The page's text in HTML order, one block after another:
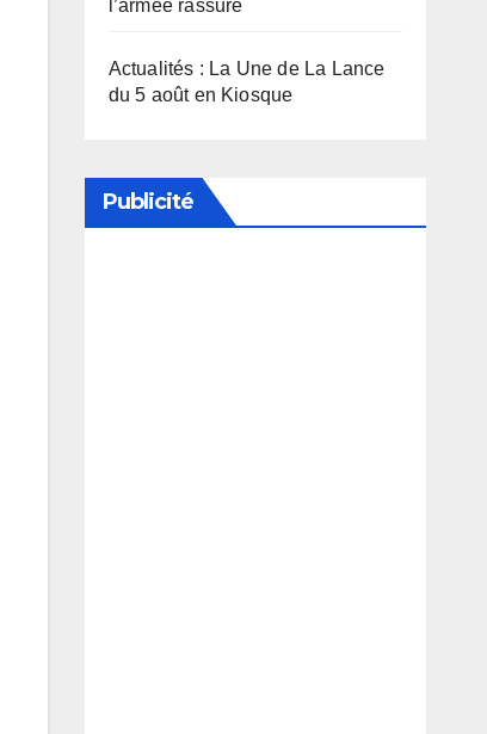
l’armée rassure
Actualités : La Une de La Lance
du 5 août en Kiosque
Publicité